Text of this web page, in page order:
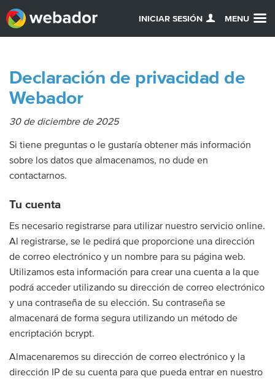
INICIAR SESIÓN MENU
Declaración de privacidad de
Webador
30 de diciembre de 2025
Si tiene preguntas o le gustaría obtener más información
sobre los datos que almacenamos, no dude en
contactarnos.
Tu cuenta
Es necesario registrarse para utilizar nuestro servicio online.
Al registrarse, se le pedirá que proporcione una dirección
de correo electrónico y un nombre para su página web.
Utilizamos esta información para crear una cuenta a la que
podrá acceder utilizando su dirección de correo electrónico
y una contraseña de su elección. Su contraseña se
almacenará de forma segura utilizando un método de
encriptación bcrypt.
Almacenaremos su dirección de correo electrónico y la
dirección IP de su cuenta para que pueda entrar en nuestro